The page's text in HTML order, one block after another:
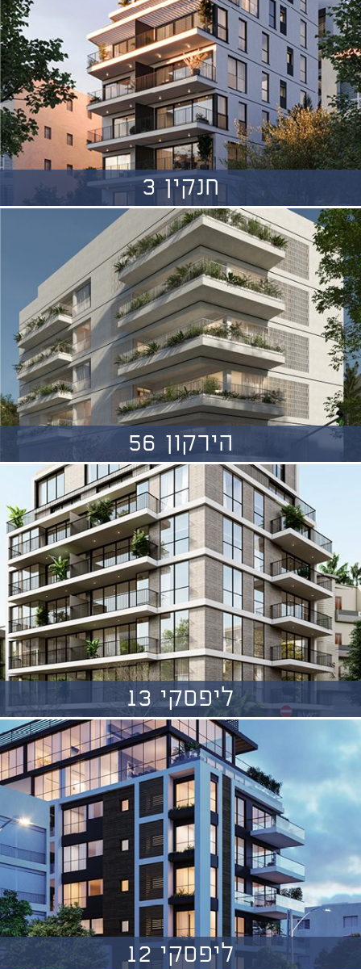
חנקין 3
הירקון 56
ליפסקי 13
ליפסקי 12